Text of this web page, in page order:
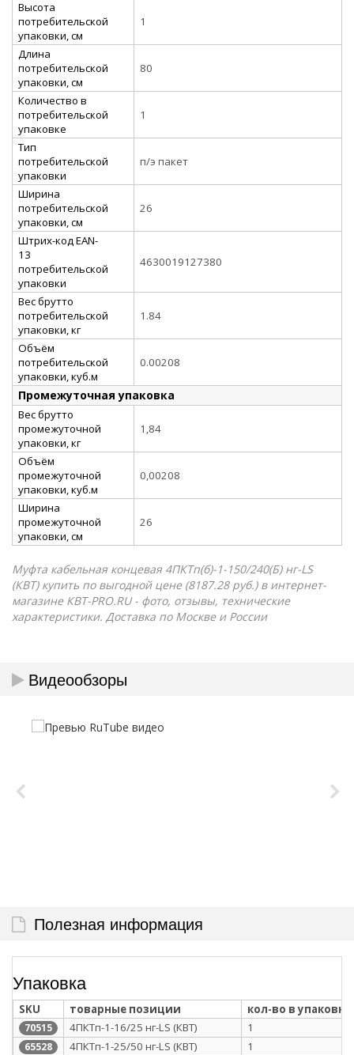
Высота
потребительской
упаковки, см
1
Длина
потребительской
упаковки, см
80
Количество в
потребительской
упаковке
1
Тип
потребительской
упаковки
п/э пакет
Ширина
потребительской
упаковки, см
26
Штрих-код EAN-
13
потребительской
упаковки
4630019127380
Вес брутто
потребительской
упаковки, кг
1.84
Объём
потребительской
упаковки, куб.м
0.00208
Промежуточная упаковка
Вес брутто
промежуточной
упаковки, кг
1,84
Объём
промежуточной
упаковки, куб.м
0,00208
Ширина
промежуточной
упаковки, см
26
Муфта кабельная концевая 4ПКТп(б)-1-150/240(Б) нг-LS
(КВТ) купить по выгодной цене (8187.28 руб.) в интернет-
магазине КВТ-PRO.RU - фото, отзывы, технические
характеристики. Доставка по Москве и России
Видеообзоры
Полезная информация
Упаковка
SKU товарные позиции кол-во в упаковке
70515 4ПКТп-1-16/25 нг-LS (КВТ) 1
65528 4ПКТп-1-25/50 нг-LS (КВТ) 1